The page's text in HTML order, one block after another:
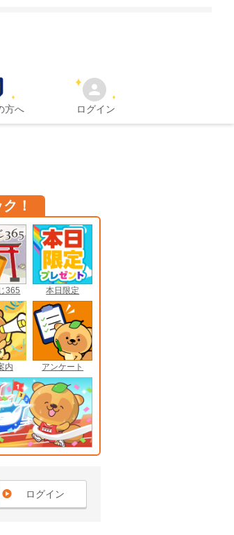
方へ ログイン
！
365 本日限定
内 アンケート
ログイン